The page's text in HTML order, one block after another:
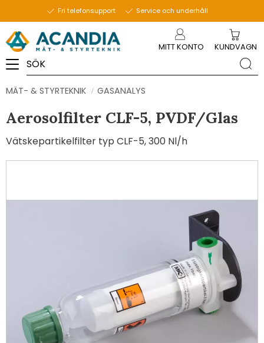
Fri telefonsupport Service och underhåll
MITT KONTO KUNDVAGN
MÄT- & STYRTEKNIK GASANALYS
Aerosolfilter CLF-5, PVDF/Glas
Vätskepartikelfilter typ CLF-5, 300 Nl/h